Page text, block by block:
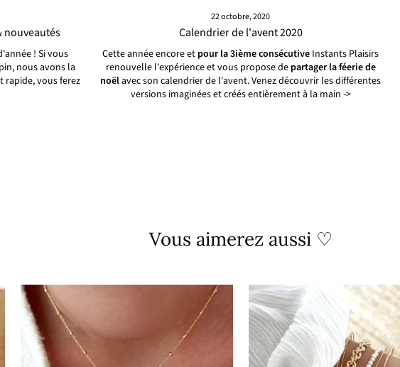
nouveautés
! Si vous
nous avons la
rapide, vous ferez
22 octobre, 2020
Calendrier de l'avent 2020
Cette année encore et pour la 3ième consécutive Instants Plaisirs
renouvelle l'expérience et vous propose de partager la féerie de
noëlavec son calendrier de l'avent. Venez découvrir les différentes
versions imaginées et créés entièrement à la main ->
Vous aimerez aussi ♡